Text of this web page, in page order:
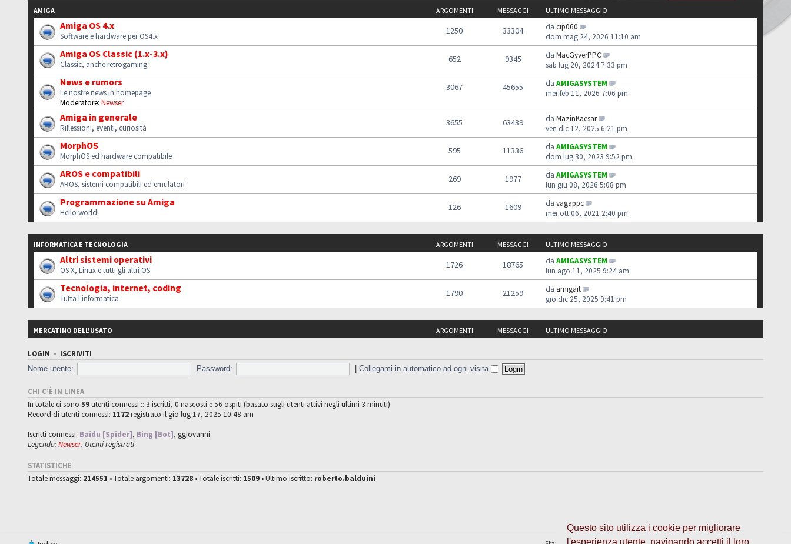
Questo sito utilizza i cookie per migliorare
l'esperienza utente, navigando accetti il loro
AMIGA ARGOMENTI MESSAGGI ULTIMO MESSAGGIO
Amiga OS 4.x
Software e hardware per OS4.x
1250 33304 da cip060
dom mag 24, 2026 11:10 am
Amiga OS Classic (1.x-3.x)
Classic, anche retrogaming
652 9345 da MacGyverPPC
sab lug 20, 2024 7:33 pm
News e rumors
Le nostre news in homepage
Moderatore: Newser
3067 45655 da AMIGASYSTEM
mer feb 11, 2026 7:06 pm
Amiga in generale
Riflessioni, eventi, curiosità
3655 63439 da MazinKaesar
ven dic 12, 2025 6:21 pm
MorphOS
MorphOS ed hardware compatibile
595 11336 da AMIGASYSTEM
dom lug 30, 2023 9:52 pm
AROS e compatibili
AROS, sistemi compatibili ed emulatori
269 1977 da AMIGASYSTEM
lun giu 08, 2026 5:08 pm
Programmazione su Amiga
Hello world!
126 1609 da vagappc
mer ott 06, 2021 2:40 pm
INFORMATICA E TECNOLOGIA ARGOMENTI MESSAGGI ULTIMO MESSAGGIO
Altri sistemi operativi
OS X, Linux e tutti gli altri OS
1726 18765 da AMIGASYSTEM
lun ago 11, 2025 9:24 am
Tecnologia, internet, coding
Tutta l'informatica
1790 21259 da amigait
gio dic 25, 2025 9:41 pm
MERCATINO DELL'USATO ARGOMENTI MESSAGGI ULTIMO MESSAGGIO
LOGIN • ISCRIVITI
Nome utente:
Password: |Collegami in automatico ad ogni visita
CHI C’È IN LINEA
In totale ci sono59utenti connessi :: 3 iscritti, 0 nascosti e 56 ospiti (basato sugli utenti attivi negli ultimi 3 minuti)
Record di utenti connessi: 1172registrato il gio lug 17, 2025 10:48 am
Iscritti connessi: Baidu [Spider], Bing [Bot],ggiovanni
Legenda:Newser, Utenti registrati
STATISTICHE
Totale messaggi: 214551 • Totale argomenti: 13728 • Totale iscritti: 1509 • Ultimo iscritto: roberto.balduini